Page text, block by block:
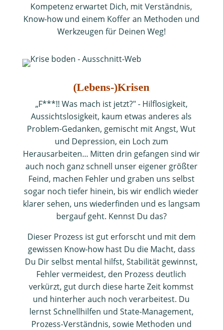
Kompetenz erwartet Dich, mit Verständnis,
Know-how und einem Koffer an Methoden und
Werkzeugen für Deinen Weg!
(Lebens-)Krisen
„F***!! Was mach ist jetzt?" - Hilflosigkeit,
Aussichtslosigkeit, kaum etwas anderes als
Problem-Gedanken, gemischt mit Angst, Wut
und Depression, ein Loch zum
Herausarbeiten... Mitten drin gefangen sind wir
auch noch ganz schnell unser eigener größter
Feind, machen Fehler und graben uns selbst
sogar noch tiefer hinein, bis wir endlich wieder
klarer sehen, uns wiederfinden und es langsam
bergauf geht. Kennst Du das?
Dieser Prozess ist gut erforscht und mit dem
gewissen Know-how hast Du die Macht, dass
Du Dir selbst mental hilfst, Stabilität gewinnst,
Fehler vermeidest, den Prozess deutlich
verkürzt, gut durch diese harte Zeit kommst
und hinterher auch noch verarbeitest. Du
lernst Schnellhilfen und State-Management,
Prozess-Verständnis, sowie Methoden und